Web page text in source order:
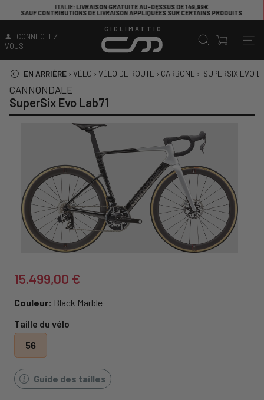
VOUS CHERCHEZ UN VÉLO POUR COMMENCER À PÉDALER ?JETEZ UN ŒIL ICI
!
CONNECTEZ-
VOUS
CICLIMATTIO
EN ARRIÈRE › VÉLO › VÉLO DE ROUTE › CARBONE › SUPERSIX EVO
CANNONDALE
SuperSix Evo Lab71
15.499,00 €
Couleur: Black Marble
Taille du vélo
56
Guide des tailles